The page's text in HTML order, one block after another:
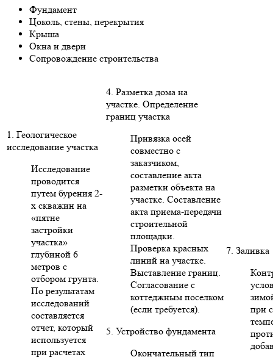
Фундамент
Цоколь, стены, перекрытия
Крыша
Окна и двери
Сопровождение строительства
1. Геологическое
исследование участка
Исследование
проводится
путем бурения 2-
х скважин на
«пятне
застройки
участка»
глубиной 6
метров с
отбором грунта.
По результатам
исследований
составляется
отчет, который
используется
при расчетах
4. Разметка дома на
участке. Определение
границ участка
Привязка осей
совместно с
заказчиком,
составление акта
разметки объекта на
участке. Составление
акта приема-передачи
строительной
площадки.
Проверка красных
линий на участке.
Выставление границ.
Согласование с
коттеджным поселком
(если требуется).
5. Устройство фундамента
Окончательный тип
7. Заливка
при